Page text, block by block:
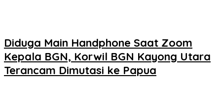
Diduga Main Handphone Saat Zoom
Kepala BGN, Korwil BGN Kayong Utara
Terancam Dimutasi ke Papua